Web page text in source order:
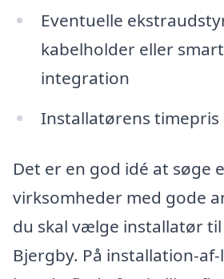
Eventuelle
kabelholder eller
integration
Installatørens
Det er en god idé at søge
virksomheder med gode
du skal vælge installatør
Bjergby. På installation-